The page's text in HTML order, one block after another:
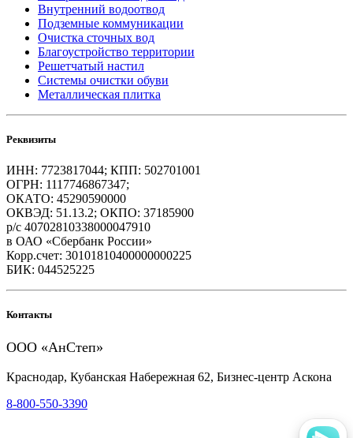
Внутренний водоотвод
Подземные коммуникации
Очистка сточных вод
Благоустройство территории
Решетчатый настил
Системы очистки обуви
Металлическая плитка
Реквизиты
ИНН: 7723817044; КПП: 502701001
ОГРН: 1117746867347;
ОКАТО: 45290590000
ОКВЭД: 51.13.2; ОКПО: 37185900
р/с 40702810338000047910
в ОАО «Сбербанк России»
Корр.счет: 30101810400000000225
БИК: 044525225
Контакты
ООО «АнСтеп»
Краснодар, Кубанская Набережная 62, Бизнес-центр Аскона
8-800-550-3390